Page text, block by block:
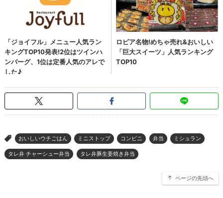
> おいしいウチごはん ミニストップ コンビニ 弁当 ミシュラン
タレ弁 チャーシュー弁当 タレ弁豚生姜焼き弁当
ページの先頭へ